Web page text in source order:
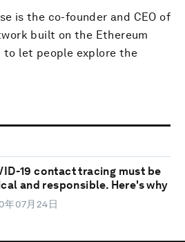
is the co-founder and CEO of
built on the Ethereum
to let people explore the
19 contact tracing must be
and responsible. Here's why
年07月24日